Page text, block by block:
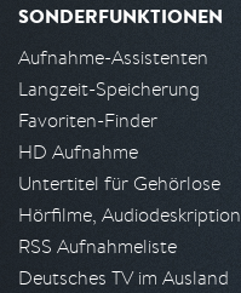
SONDERFUNKTIONEN
Aufnahme-Assistenten
Langzeit-Speicherung
Favoriten-Finder
HD Aufnahme
Untertitel für Gehörlose
Hörfilme, Audiodeskription
RSS Aufnahmeliste
Deutsches TV im Ausland